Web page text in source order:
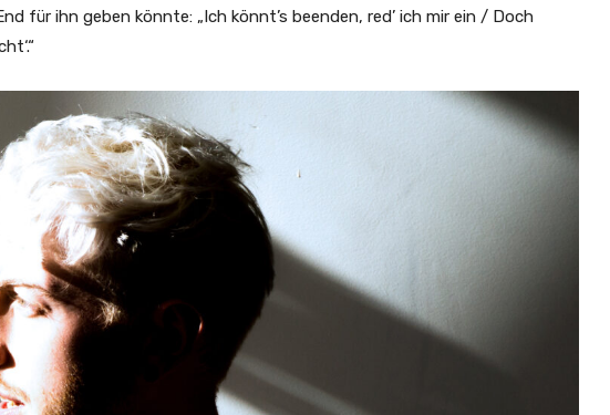
für ihn geben könnte: „Ich könnt’s beenden, red’ ich mir ein / Doch